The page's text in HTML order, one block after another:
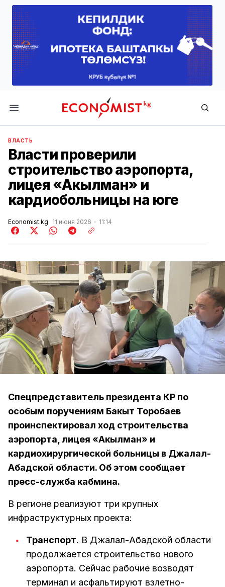
Economist.kg
ВЛАСТЬ
Власти проверили
строительство аэропорта,
лицея «Акылман» и
кардиобольницы на юге
Economist.kg 11 июня 2026 11:14
Спецпредставитель президента КР по
особым поручениям Бакыт Торобаев
проинспектировал ход строительства
аэропорта, лицея «Акылман» и
кардиохирургической больницы в Джалал-
Абадской области. Об этом сообщает
пресс-служба кабмина.
В регионе реализуют три крупных
инфраструктурных проекта:
Транспорт. В Джалал-Абадской области
продолжается строительство нового
аэропорта. Сейчас рабочие возводят
терминал и асфальтируют взлетно-